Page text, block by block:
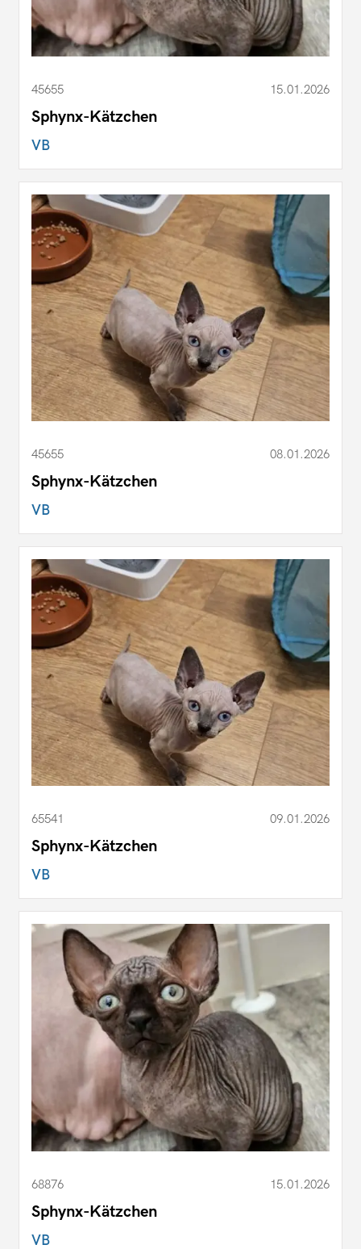
45655 15.01.2026
Sphynx-Kätzchen
VB
45655 08.01.2026
Sphynx-Kätzchen
VB
65541 09.01.2026
Sphynx-Kätzchen
VB
68876 15.01.2026
Sphynx-Kätzchen
VB